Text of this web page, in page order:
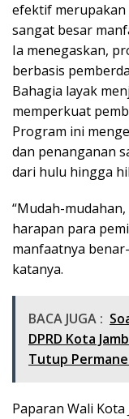
efektif merupakan
sangat besar
Ia menegaskan,
berbasis
Bahagia layak
memperkuat
Program ini
dan penanganan
dari hulu hingga
“Mudah-
harapan para
manfaatnya
katanya.
BACA JUGA :
DPRD Kota
Tutup
Paparan Wali